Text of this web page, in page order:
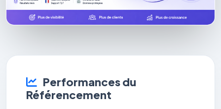
Performances du
Référencement